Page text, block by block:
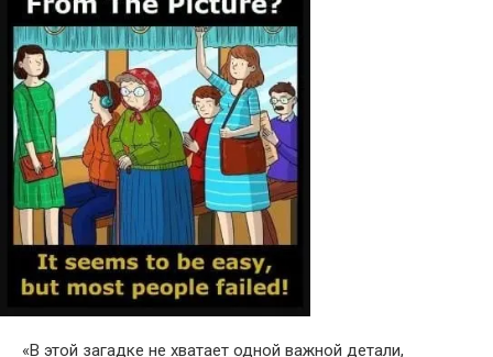
«В этой загадке не хватает одной важной детали,